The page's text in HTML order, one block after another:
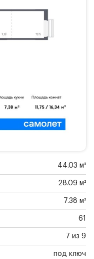
44.03 м²
28.09 м²
7.38 м²
61
7 из 9
под ключ